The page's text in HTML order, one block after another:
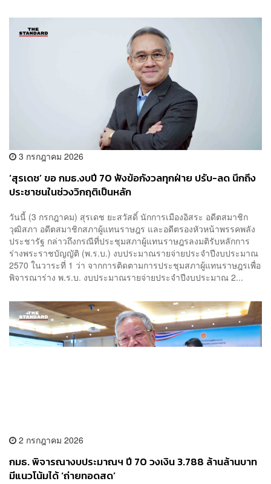
3 กรกฎาคม 2026
‘สุรเดช’ ขอ กมธ.งบปี 70 ฟังข้อกังวลทุกฝ่าย ปรับ-ลด นึกถึง
ประชาชนในช่วงวิกฤติเป็นหลัก
วันนี้ (3 กรกฎาคม) สุรเดช ยะสวัสดิ์ นักการเมืองอิสระ อดีตสมาชิก
วุฒิสภา อดีตสมาชิกสภาผู้แทนราษฎร และอดีตรองหัวหน้าพรรคพลัง
ประชารัฐ กล่าวถึงกรณีที่ประชุมสภาผู้แทนราษฎรลงมติรับหลักการ
ร่างพระราชบัญญัติ (พ.ร.บ.) งบประมาณรายจ่ายประจำปีงบประมาณ
2570 ในวาระที่ 1 ว่า จากการติดตามการประชุมสภาผู้แทนราษฎรเพื่อ
พิจารณาร่าง พ.ร.บ. งบประมาณรายจ่ายประจำปีงบประมาณ 2...
2 กรกฎาคม 2026
กมธ. พิจารณางบประมาณฯ ปี 70 วงเงิน 3.788 ล้านล้านบาท
มีแนวโน้มได้ ‘ถ่ายทอดสด’